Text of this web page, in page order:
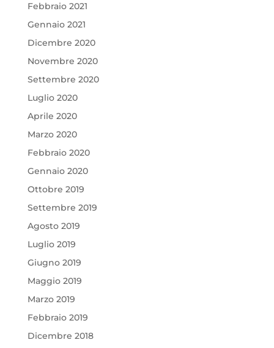
Febbraio 2021
Gennaio 2021
Dicembre 2020
Novembre 2020
Settembre 2020
Luglio 2020
Aprile 2020
Marzo 2020
Febbraio 2020
Gennaio 2020
Ottobre 2019
Settembre 2019
Agosto 2019
Luglio 2019
Giugno 2019
Maggio 2019
Marzo 2019
Febbraio 2019
Dicembre 2018